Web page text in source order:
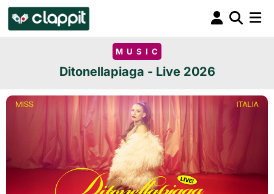
MUSIC
Ditonellapiaga - Live 2026